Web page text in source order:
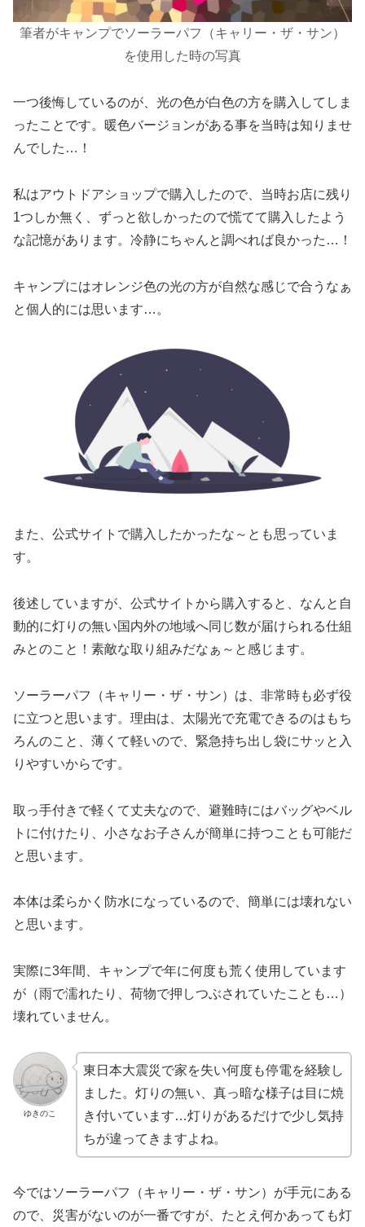
筆者がキャンプでソーラーパフ（キャリー・ザ・サン）
を使用した時の写真
一つ後悔しているのが、光の色が白色の方を購入してしま
ったことです。暖色バージョンがある事を当時は知りませ
んでした…！
私はアウトドアショップで購入したので、当時お店に残り
1つしか無く、ずっと欲しかったので慌てて購入したよう
な記憶があります。冷静にちゃんと調べれば良かった…！
キャンプにはオレンジ色の光の方が自然な感じで合うなぁ
と個人的には思います…。
また、公式サイトで購入したかったな～とも思っていま
す。
後述していますが、公式サイトから購入すると、なんと自
動的に灯りの無い国内外の地域へ同じ数が届けられる仕組
みとのこと！素敵な取り組みだなぁ～と感じます。
ソーラーパフ（キャリー・ザ・サン）は、非常時も必ず役
に立つと思います。理由は、太陽光で充電できるのはもち
ろんのこと、薄くて軽いので、緊急持ち出し袋にサッと入
りやすいからです。
取っ手付きで軽くて丈夫なので、避難時にはバッグやベル
トに付けたり、小さなお子さんが簡単に持つことも可能だ
と思います。
本体は柔らかく防水になっているので、簡単には壊れない
と思います。
実際に3年間、キャンプで年に何度も荒く使用しています
が（雨で濡れたり、荷物で押しつぶされていたことも…）
壊れていません。
ゆきのこ
東日本大震災で家を失い何度も停電を経験し
ました。灯りの無い、真っ暗な様子は目に焼
き付いています…灯りがあるだけで少し気持
ちが違ってきますよね。
今ではソーラーパフ（キャリー・ザ・サン）が手元にある
ので、災害がないのが一番ですが、たとえ何かあっても灯